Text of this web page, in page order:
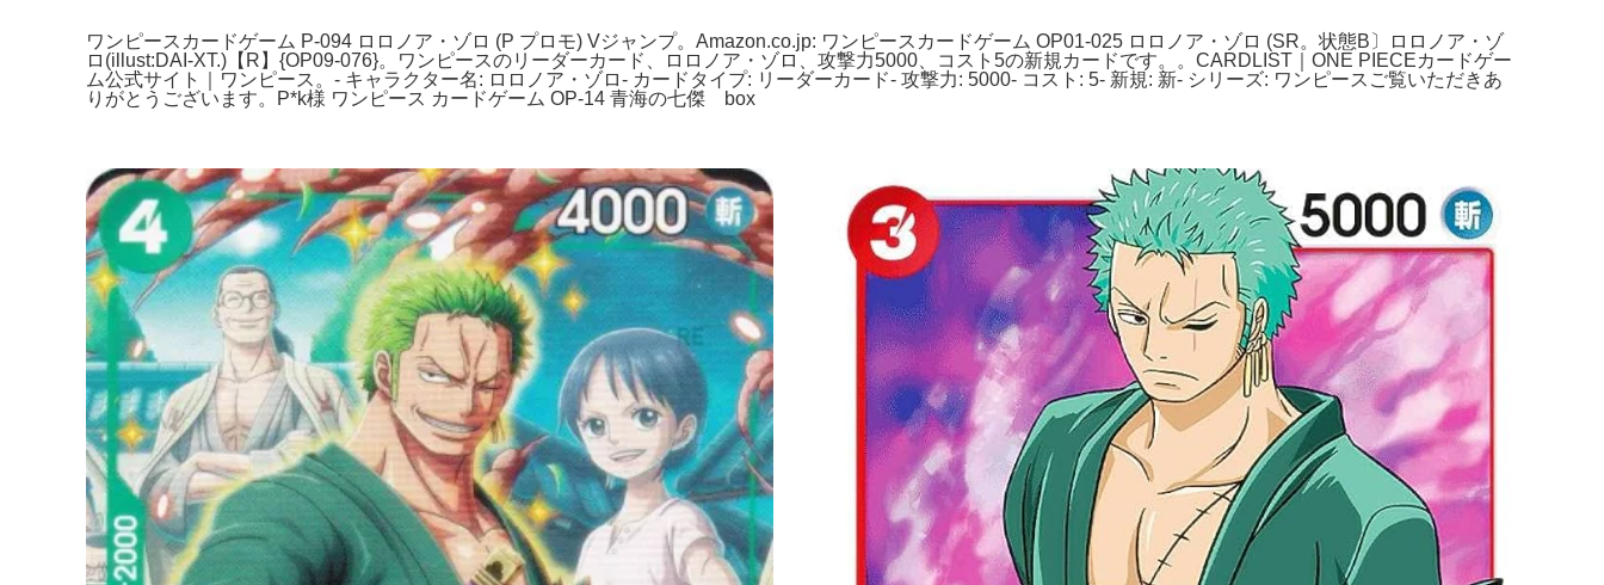
ワンピースカードゲーム P-094 ロロノア・ゾロ (P プロモ) Vジャンプ。Amazon.co.jp: ワンピースカードゲーム OP01-025 ロロノア・ゾロ (SR。状態B〕ロロノア・ゾ
ロ(illust:DAI-XT.)【R】{OP09-076}。ワンピースのリーダーカード、ロロノア・ゾロ、攻撃力5000、コスト5の新規カードです。。CARDLIST｜ONE PIECEカードゲー
ム公式サイト｜ワンピース。- キャラクター名: ロロノア・ゾロ- カードタイプ: リーダーカード- 攻撃力: 5000- コスト: 5- 新規: 新- シリーズ: ワンピースご覧いただきあ
りがとうございます。P*k様 ワンピース カードゲーム OP-14 青海の七傑 box